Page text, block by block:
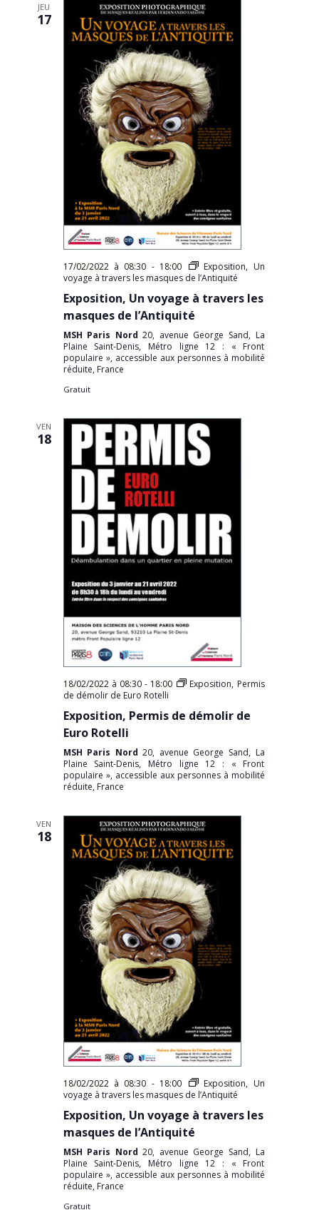
JEU
17
17/02/2022 à 08:30 - 18:00
Exposition, Un
voyage à travers les masques de l’Antiquité
Exposition, Un voyage à travers les
masques de l’Antiquité
MSH Paris Nord20, avenue George Sand, La
Plaine Saint-Denis, Métro ligne 12 : « Front
populaire », accessible aux personnes à mobilité
réduite, France
Gratuit
VEN
18
18/02/2022 à 08:30- 18:00
Exposition, Permis
de démolir de Euro Rotelli
Exposition, Permis de démolir de
Euro Rotelli
MSH Paris Nord20, avenue George Sand, La
Plaine Saint-Denis, Métro ligne 12 : « Front
populaire », accessible aux personnes à mobilité
réduite, France
VEN
18
18/02/2022 à 08:30 - 18:00
Exposition, Un
voyage à travers les masques de l’Antiquité
Exposition, Un voyage à travers les
masques de l’Antiquité
MSH Paris Nord20, avenue George Sand, La
Plaine Saint-Denis, Métro ligne 12 : « Front
populaire », accessible aux personnes à mobilité
réduite, France
Gratuit